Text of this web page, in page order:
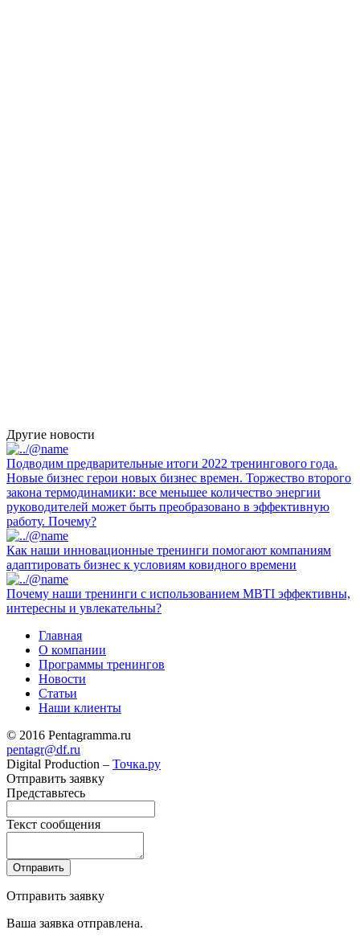
Другие новости
Подводим предварительные итоги 2022 тренингового года.
Новые бизнес герои новых бизнес времен. Торжество второго
закона термодинамики: все меньшее количество энергии
руководителей может быть преобразовано в эффективную
работу. Почему?
Как наши инновационные тренинги помогают компаниям
адаптировать бизнес к условиям ковидного времени
Почему наши тренинги с использованием MBTI эффективны,
интересны и увлекательны?
Главная
О компании
Программы тренингов
Новости
Статьи
Наши клиенты
© 2016 Pentagramma.ru
pentagr@df.ru
Digital Production – Точка.ру
Отправить заявку
Представьтесь
Текст сообщения
Отправить заявку
Ваша заявка отправлена.